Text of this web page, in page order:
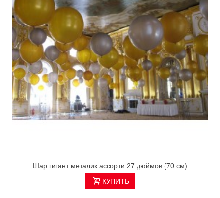
Шар гигант металик ассорти 27 дюймов (70 см)
КУПИТЬ